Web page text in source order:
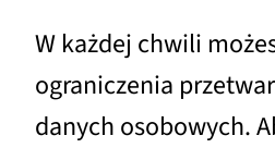
W każdej chwili
ograniczenia
danych osobowych.